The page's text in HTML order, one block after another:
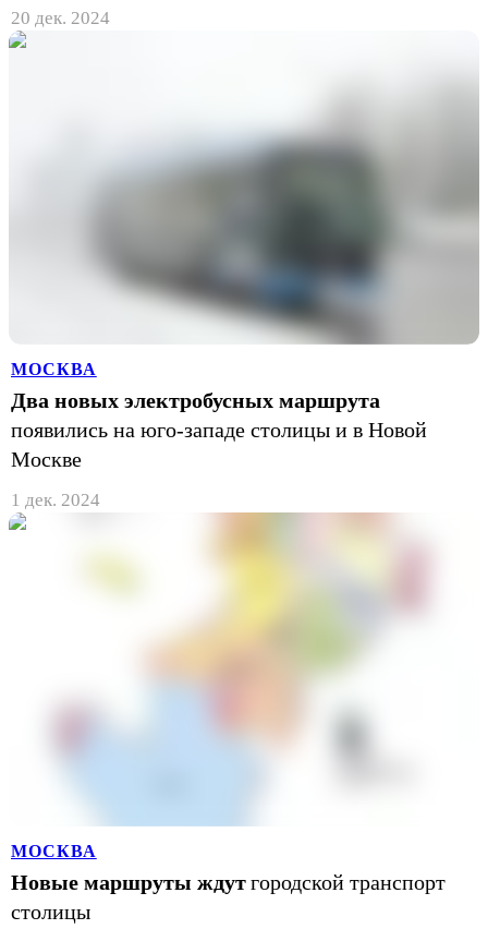
20 дек. 2024
МОСКВА
Два новых электробусных маршрута
появились на юго-западе столицы и в Новой
Москве
1 дек. 2024
МОСКВА
Новые маршруты ждутгородской транспорт
столицы